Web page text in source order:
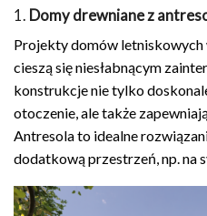
1. Domy drewniane z
Projekty domów letniskowych
cieszą się niesłabnącym
konstrukcje nie tylko
otoczenie, ale także
Antresola to idealne
dodatkową przestrzeń, np. na